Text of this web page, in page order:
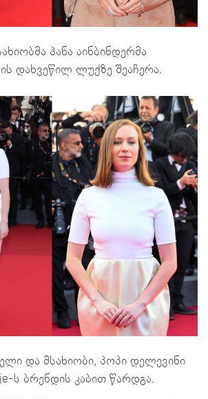
ჰანა აინბინდერმა
დახვეწილ ლუქზე შეაჩერა.
და მსახიობი, პოპი დელევინი
ს ბრენდის კაბით წარდგა.